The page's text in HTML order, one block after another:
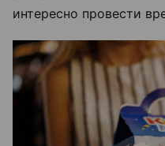
интересно провести